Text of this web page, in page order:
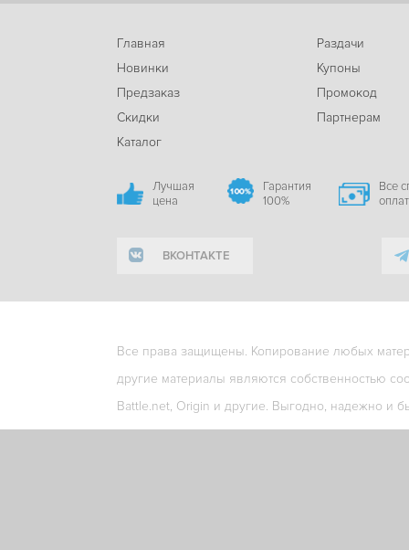
Главная
Новинки
Предзаказ
Скидки
Каталог
Раздачи
Купоны
Промокод
Партнерам
Лучшая
цена
Гарантия
100%
Все
ВКОНТАКТЕ
Все права защищены. Копирование любых
другие материалы являются собственностью
Battle.net, Origin и другие. Выгодно, надежно и